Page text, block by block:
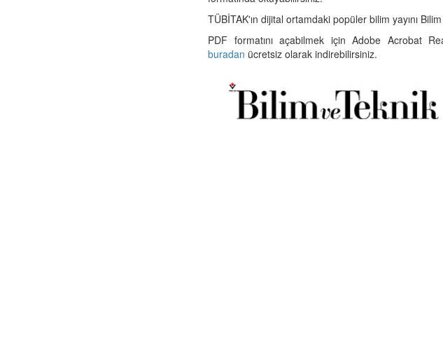
TÜBİTAK'ın dijital ortamdaki popüler bilim yayını
PDF formatını açabilmek için Adobe Acrobat
buradan ücretsiz olarak indirebilirsiniz.